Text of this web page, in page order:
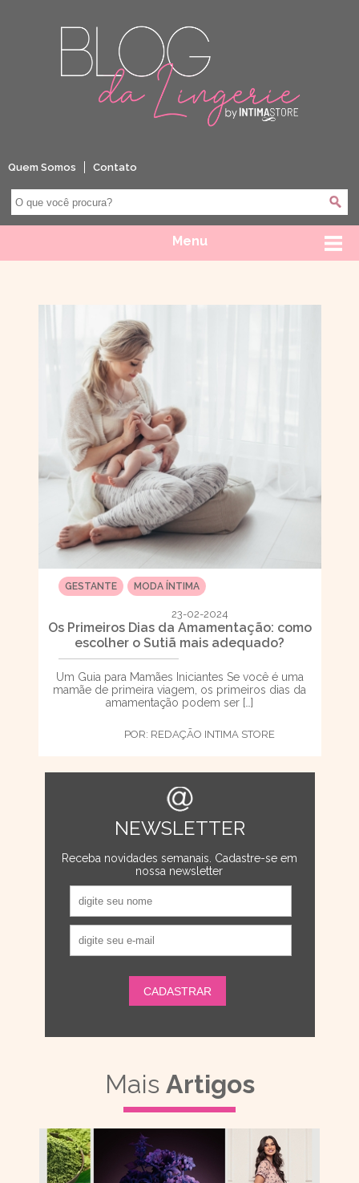
Quem Somos Contato
Menu
GESTANTE MODA ÍNTIMA
23-02-2024
Os Primeiros Dias da Amamentação: como
escolher o Sutiã mais adequado?
Um Guia para Mamães Iniciantes Se você é uma
mamãe de primeira viagem, os primeiros dias da
amamentação podem ser […]
POR: REDAÇÃO INTIMA STORE
NEWSLETTER
Receba novidades semanais. Cadastre-se em
nossa newsletter
Mais Artigos